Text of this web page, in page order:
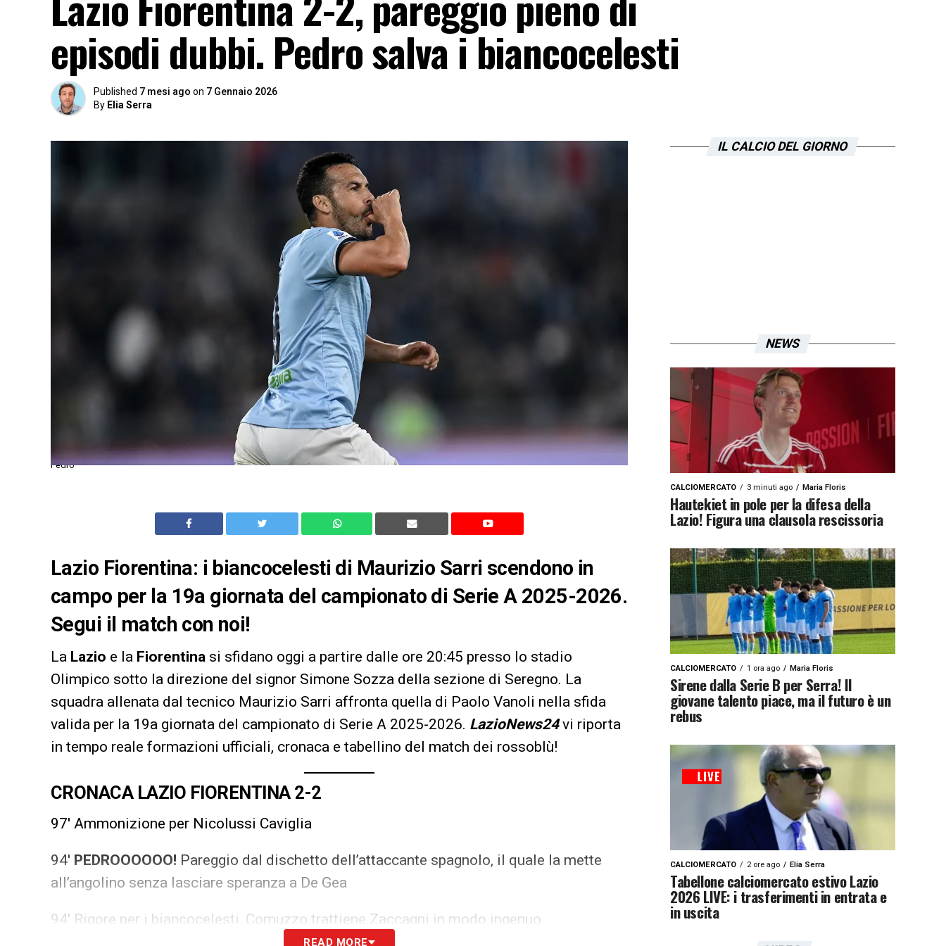
episodi dubbi. Pedro salva i biancocelesti
Published 7 mesi ago on 7 Gennaio 2026
By Elia Serra
Pedro
Lazio Fiorentina: i biancocelesti di Maurizio Sarri scendono in
campo per la 19a giornata del campionato di Serie A 2025-2026.
Segui il match con noi!
La Lazio e la Fiorentina si sfidano oggi a partire dalle ore 20:45 presso lo stadio
Olimpico sotto la direzione del signor Simone Sozza della sezione di Seregno. La
squadra allenata dal tecnico Maurizio Sarri affronta quella di Paolo Vanoli nella sfida
valida per la 19a giornata del campionato di Serie A 2025-2026. LazioNews24vi riporta
in tempo reale formazioni ufficiali, cronaca e tabellino del match dei rossoblù!
CRONACA LAZIO FIORENTINA 2-2
97′ Ammonizione per Nicolussi Caviglia
94′ PEDROOOOOO! Pareggio dal dischetto dell’attaccante spagnolo, il quale la mette
all’angolino senza lasciare speranza a De Gea
94′ Rigore per i biancocelesti, Comuzzo trattiene Zaccagni in modo ingenuo
READ MORE
IL CALCIO DEL GIORNO
NEWS
CALCIOMERCATO 3 minuti ago Maria Floris
Hautekiet in pole per la difesa della
Lazio! Figura una clausola rescissoria
CALCIOMERCATO 1 ora ago Maria Floris
Sirene dalla Serie B per Serra! Il
giovane talento piace, ma il futuro è un
rebus
CALCIOMERCATO 2 ore ago Elia Serra
Tabellone calciomercato estivo Lazio
2026 LIVE: i trasferimenti in entrata e
in uscita